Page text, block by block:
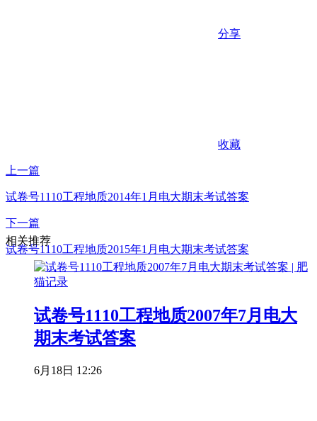
分享
收藏
上一篇
试卷号1110工程地质2014年1月电大期末考试答案
下一篇
试卷号1110工程地质2015年1月电大期末考试答案
相关推荐
试卷号1110工程地质2007年7月电大
期末考试答案
6月18日 12:26